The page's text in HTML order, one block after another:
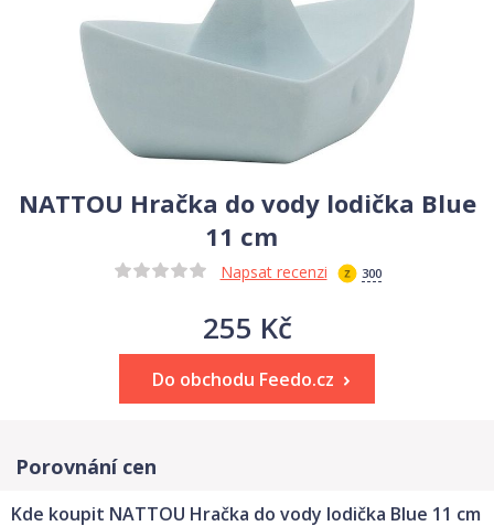
NATTOU Hračka do vody lodička Blue
11 cm
Napsat recenzi 300
255 Kč
Do obchodu Feedo.cz
Porovnání cen
Kde koupit NATTOU Hračka do vody lodička Blue 11 cm